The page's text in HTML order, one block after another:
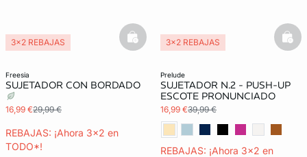
freesia
SUJETADOR CON BORDADO
16,99 €29,99 €
REBAJAS: ¡Ahora 3x2 en
TODO*!
3x2 REBAJAS basketfull
prelude
SUJETADOR N.2 - PUSH-UP
ESCOTE PRONUNCIADO
16,99 €39,99 €
REBAJAS: ¡Ahora 3x2 en
3x2 REBAJAS